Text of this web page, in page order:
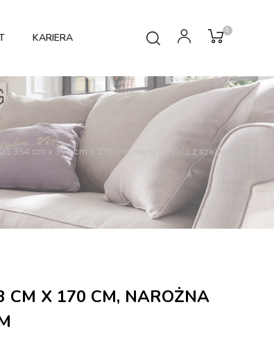
KARIERA
0
354 cm x 393 cm x 170 cm, narożna sofa z szezlongiem
CM X 170 CM, NAROŻNA